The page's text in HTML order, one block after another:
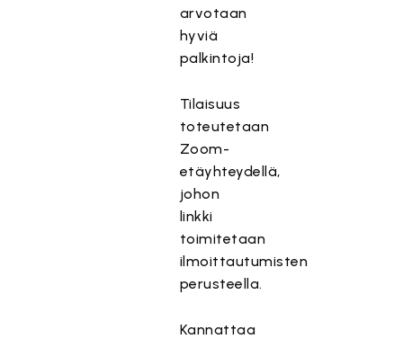
arvotaan
hyviä
palkintoja!
Tilaisuus
toteutetaan
Zoom-
etäyhteydellä,
johon
linkki
toimitetaan
ilmoittautumisten
perusteella.
Kannattaa